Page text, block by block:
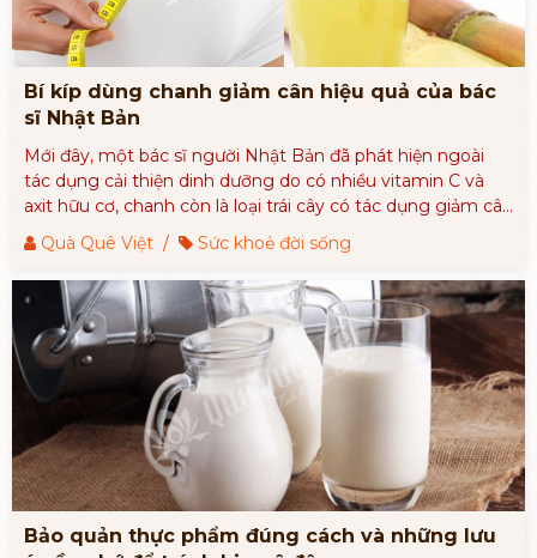
Bí kíp dùng chanh giảm cân hiệu quả của bác
sĩ Nhật Bản
Mới đây, một bác sĩ người Nhật Bản đã phát hiện ngoài
tác dụng cải thiện dinh dưỡng do có nhiều vitamin C và
axit hữu cơ, chanh còn là loại trái cây có tác dụng giảm cân
hiệu quả.
Quà Quê Việt / Sức khoẻ đời sống
Bảo quản thực phẩm đúng cách và những lưu